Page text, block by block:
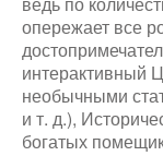
опережает все
интерактивный
необычными
и т. д.),
богатых